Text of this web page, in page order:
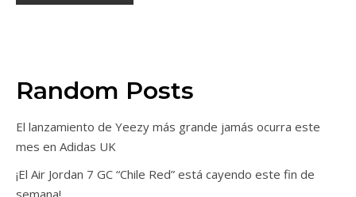
Random Posts
El lanzamiento de Yeezy más grande jamás ocurra este
mes en Adidas UK
¡El Air Jordan 7 GC “Chile Red” está cayendo este fin de
semana!